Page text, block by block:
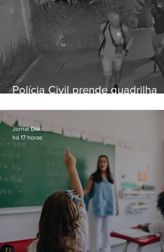
Polícia Civil prende quadrilha
residências de luxo no Rio
Jornal Daki
há 17 horas